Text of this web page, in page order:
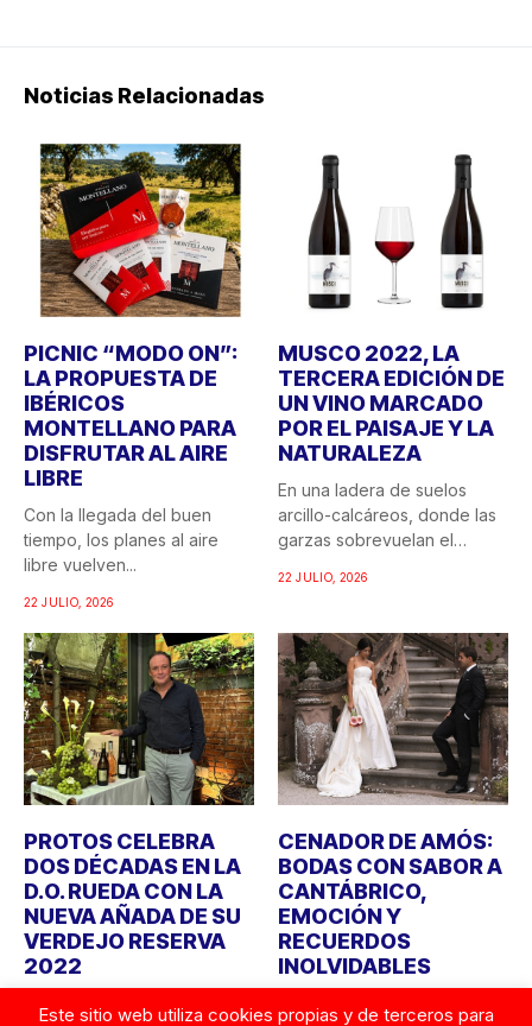
Noticias Relacionadas
PICNIC “MODO ON”:
LA PROPUESTA DE
IBÉRICOS
MONTELLANO PARA
DISFRUTAR AL AIRE
LIBRE
Con la llegada del buen
tiempo, los planes al aire
libre vuelven...
22 JULIO, 2026
MUSCO 2022, LA
TERCERA EDICIÓN DE
UN VINO MARCADO
POR EL PAISAJE Y LA
NATURALEZA
En una ladera de suelos
arcillo-calcáreos, donde las
garzas sobrevuelan el
22 JULIO, 2026
PROTOS CELEBRA
DOS DÉCADAS EN LA
D.O. RUEDA CON LA
NUEVA AÑADA DE SU
VERDEJO RESERVA
2022
CENADOR DE AMÓS:
BODAS CON SABOR A
CANTÁBRICO,
EMOCIÓN Y
RECUERDOS
INOLVIDABLES
Este sitio web utiliza cookies propias y de terceros para